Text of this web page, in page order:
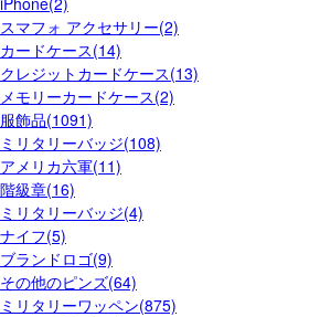
スマフォ アクセサリー(2)
カードケース(14)
クレジットカードケース(13)
メモリーカードケース(2)
服飾品(1091)
ミリタリーバッジ(108)
アメリカ六軍(11)
階級章(16)
ミリタリーバッジ(4)
ナイフ(5)
ブランドロゴ(9)
その他のピンズ(64)
ミリタリーワッペン(875)